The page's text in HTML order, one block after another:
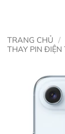
TRANG CHỦ /
THAY PIN ĐIỆN